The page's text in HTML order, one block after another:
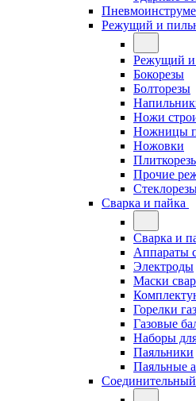
Режущий и
Режущий и
Бокорезы
Болторезы
Ножи
Ножницы
Ножовки
Прочие
Сварка и пайка
Сварка и
Аппараты
Электроды
Маски
Горелки
Газовые
Наборы
Паяльники
Паяльные